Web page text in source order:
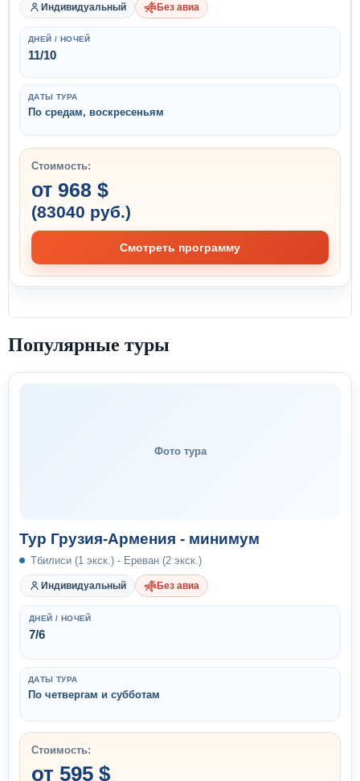
Индивидуальный Без авиа
ДНЕЙ / НОЧЕЙ
11/10
ДАТЫ ТУРА
По средам, воскресеньям
Стоимость:
от 968 $
(83040 руб.)
Смотреть программу
Популярные туры
Фото тура
Тур Грузия-Армения - минимум
Тбилиси (1 экск.) - Ереван (2 экск.)
Индивидуальный Без авиа
ДНЕЙ / НОЧЕЙ
7/6
ДАТЫ ТУРА
По четвергам и субботам
Стоимость:
от 595 $